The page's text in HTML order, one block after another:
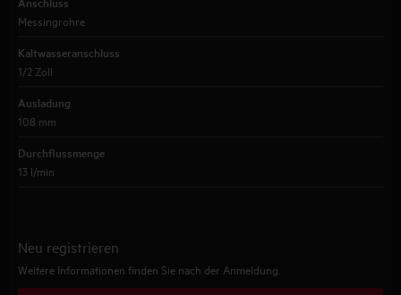
Messingrohre
Kaltwasseranschluss
1/2 Zoll
Ausladung
108 mm
Durchflussmenge
13 l/min
Neu registrieren
Weitere Informationen finden Sie nach der Anmeldung.